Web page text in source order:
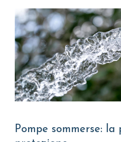
Pompe sommerse: la parola d’ordine è